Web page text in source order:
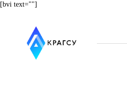
[bvi text=""]